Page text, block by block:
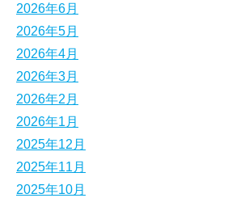
2026年6月
2026年5月
2026年4月
2026年3月
2026年2月
2026年1月
2025年12月
2025年11月
2025年10月